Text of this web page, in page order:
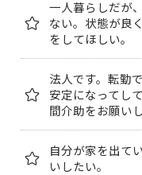
一人暮らしだが
ない。状態が良
をしてほしい。
法人です。転勤
安定になってし
間介助をお願い
自分が家を出て
いしたい。